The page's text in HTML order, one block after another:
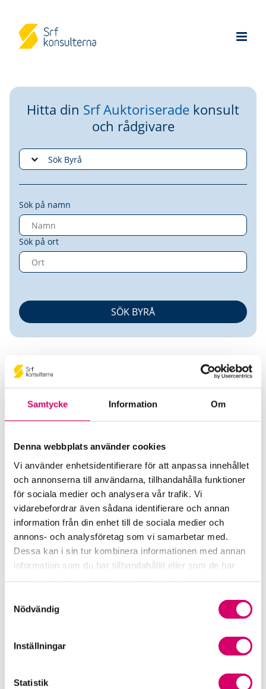
Samtycke Information Om
Denna webbplats använder cookies
Vi använder enhetsidentifierare för att anpassa innehållet
och annonserna till användarna, tillhandahålla funktioner
för sociala medier och analysera vår trafik. Vi
vidarebefordrar även sådana identifierare och annan
information från din enhet till de sociala medier och
annons- och analysföretag som vi samarbetar med.
Dessa kan i sin tur kombinera informationen med annan
information som du har tillhandahållit eller som de har
Nödvändig
Inställningar
Statistik
Hitta din Srf Auktoriserade konsult
och rådgivare
Sök på namn
Sök på ort
Hagel Konsult Sverige AB
Munkedal
Telefon
0524-262 22
Mobiltelefon
070-622 68 81
Skicka e-post